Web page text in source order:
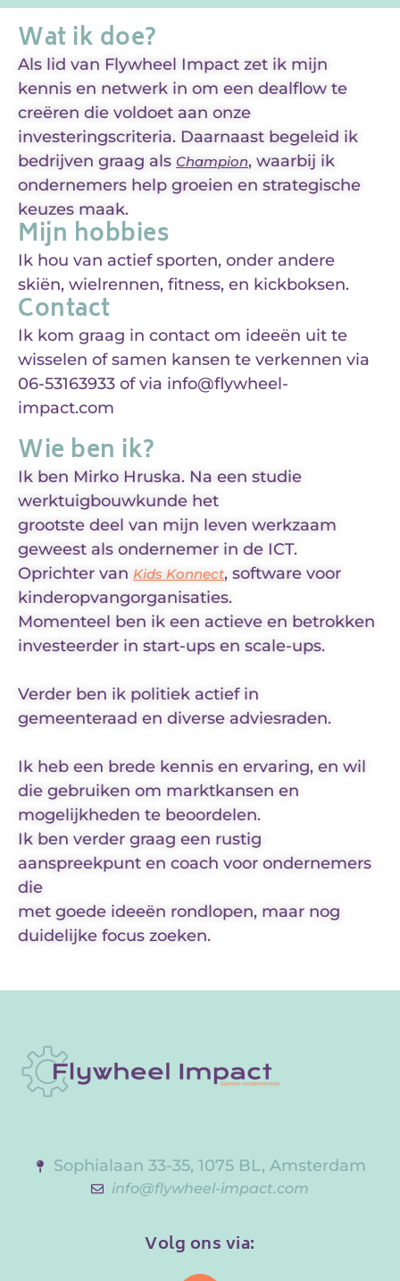
Wat ik doe?
Als lid van Flywheel Impact zet ik mijn
kennis en netwerk in om een dealflow te
creëren die voldoet aan onze
investeringscriteria. Daarnaast begeleid ik
bedrijven graag als Champion, waarbij ik
ondernemers help groeien en strategische
keuzes maak.
Mijn hobbies
Ik hou van actief sporten, onder andere
skiën, wielrennen, fitness, en kickboksen.
Contact
Ik kom graag in contact om ideeën uit te
wisselen of samen kansen te verkennen via
06-53163933 of via info@flywheel-
impact.com
Wie ben ik?
Ik ben Mirko Hruska. Na een studie
werktuigbouwkunde het
grootste deel van mijn leven werkzaam
geweest als ondernemer in de ICT.
Oprichter van Kids Konnect, software voor
kinderopvangorganisaties.
Momenteel ben ik een actieve en betrokken
investeerder in start-ups en scale-ups.
Verder ben ik politiek actief in
gemeenteraad en diverse adviesraden.
Ik heb een brede kennis en ervaring, en wil
die gebruiken om marktkansen en
mogelijkheden te beoordelen.
Ik ben verder graag een rustig
aanspreekpunt en coach voor ondernemers
die
met goede ideeën rondlopen, maar nog
duidelijke focus zoeken.
Sophialaan 33-35, 1075 BL, Amsterdam
info@flywheel-impact.com
Volg ons via: